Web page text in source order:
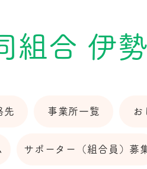
組合 伊
先 事業所一覧 お
サポーター（組合員）募